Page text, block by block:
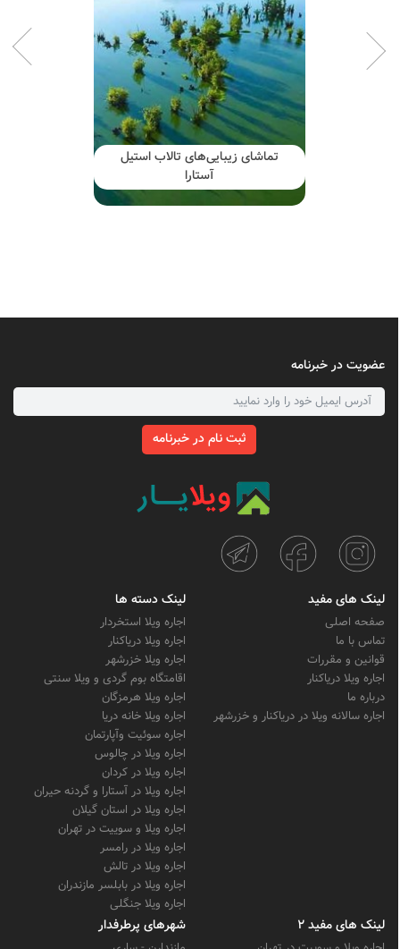
تماشای زیبایی‌های تالاب استیل
آستارا
عضویت در خبرنامه
ثبت نام در خبرنامه
لینک های مفید
صفحه اصلی
تماس با ما
قوانین و مقررات
اجاره ویلا دریاکنار
درباره ما
اجاره سالانه ویلا در دریاکنار و خزرشهر
لینک دسته ها
اجاره ویلا استخردار
اجاره ویلا دریاکنار
اجاره ویلا خزرشهر
اقامتگاه بوم گردی و ویلا سنتی
اجاره ویلا هرمزگان
اجاره ویلا خانه دریا
اجاره سوئیت وآپارتمان
اجاره ویلا در چالوس
اجاره ویلا در کردان
اجاره ویلا در آستارا و گردنه حیران
اجاره ویلا در استان گیلان
اجاره ویلا و سوییت در تهران
اجاره ویلا در رامسر
اجاره ویلا در تالش
اجاره ویلا در بابلسر مازندران
اجاره ویلا جنگلی
لینک های مفید 2 شهرهای پرطرفدار